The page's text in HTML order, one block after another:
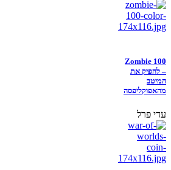
Zombie 100
– להפיק את
המיטב
מהאפוקליפסה
עדי פרל